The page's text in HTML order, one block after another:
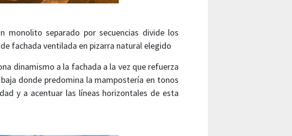
monolito separado por secuencias divide los
fachada ventilada en pizarra natural elegido
dinamismo a la fachada a la vez que refuerza
donde predomina la mampostería en tonos
y a acentuar las líneas horizontales de esta